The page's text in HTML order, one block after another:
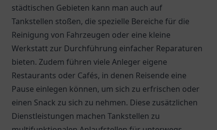
städtischen Gebieten kann man auch auf
Tankstellen stoßen, die spezielle Bereiche für die
Reinigung von Fahrzeugen oder eine kleine
Werkstatt zur Durchführung einfacher Reparaturen
bieten. Zudem führen viele Anleger eigene
Restaurants oder Cafés, in denen Reisende eine
Pause einlegen können, um sich zu erfrischen oder
einen Snack zu sich zu nehmen. Diese zusätzlichen
Dienstleistungen machen Tankstellen zu